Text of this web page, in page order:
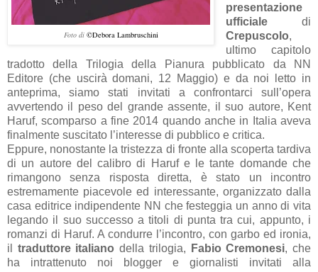
Foto di ©Debora Lambruschini
presentazione
ufficialedi
Crepuscolo,
ultimo capitolo
tradotto della Trilogia della Pianura pubblicato da NN
Editore (che uscirà domani, 12 Maggio) e da noi letto in
anteprima, siamo stati invitati a confrontarci sull’opera
avvertendo il peso del grande assente, il suo autore, Kent
Haruf, scomparso a fine 2014 quando anche in Italia aveva
finalmente suscitato l’interesse di pubblico e critica.
Eppure, nonostante la tristezza di fronte alla scoperta tardiva
di un autore del calibro di Haruf e le tante domande che
rimangono senza risposta diretta, è stato un incontro
estremamente piacevole ed interessante, organizzato dalla
casa editrice indipendente NN che festeggia un anno di vita
legando il suo successo a titoli di punta tra cui, appunto, i
romanzi di Haruf. A condurre l’incontro, con garbo ed ironia,
il traduttore italiano della trilogia, Fabio Cremonesi, che
ha intrattenuto noi blogger e giornalisti invitati alla